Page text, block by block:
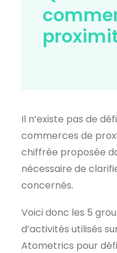
Il n’existe pas de
commerces de
chiffrée proposée
nécessaire de
concernés.
Voici donc les 5
d’activités utilisés
Atometrics pour